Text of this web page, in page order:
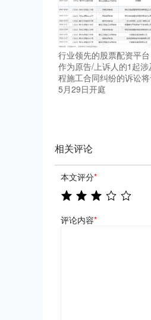
行业领先的股票配资平
作为原告/上诉人的1起
程施工合同纠纷的诉讼
5月29日开庭
相关评论
本文评分*
评论内容*